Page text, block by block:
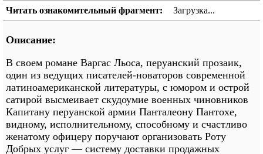
Читать ознакомительный фрагмент: Загрузка...
Описание:
В своем романе Варгас Льоса, перуанский прозаик,
один из ведущих писателей-новаторов современной
латиноамериканской литературы, с юмором и острой
сатирой высмеивает скудоумие военных чиновников
Капитану перуанской армии Панталеону Пантохе,
видному, исполнительному, способному и счастливо
женатому офицеру поручают организовать Роту
Добрых услуг — систему доставки продажных